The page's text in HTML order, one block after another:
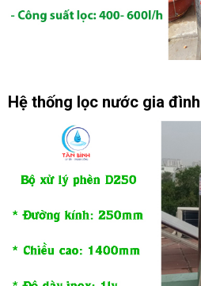
Hệ thống lọc nước gia